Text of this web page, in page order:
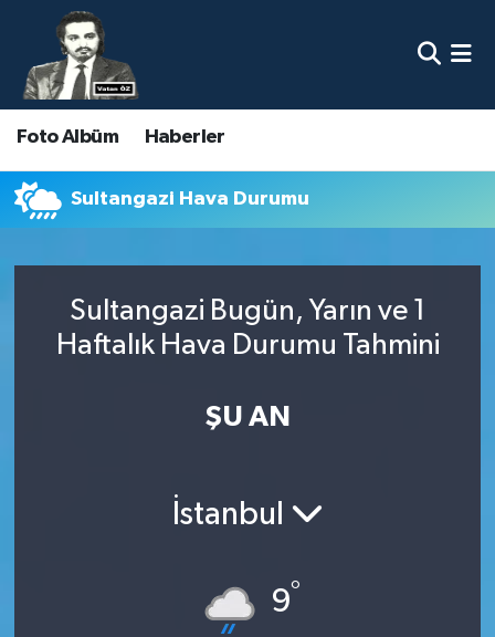
Foto Albüm Haberler
Sultangazi Hava Durumu
Sultangazi Bugün, Yarın ve 1
Haftalık Hava Durumu Tahmini
ŞU AN
İstanbul
9°
Nöbetçi Eczaneler
Hava Durumu
Namaz Vakitleri
Süper Lig Puan Durumu ve Fikstür
Son Dakika Haberleri